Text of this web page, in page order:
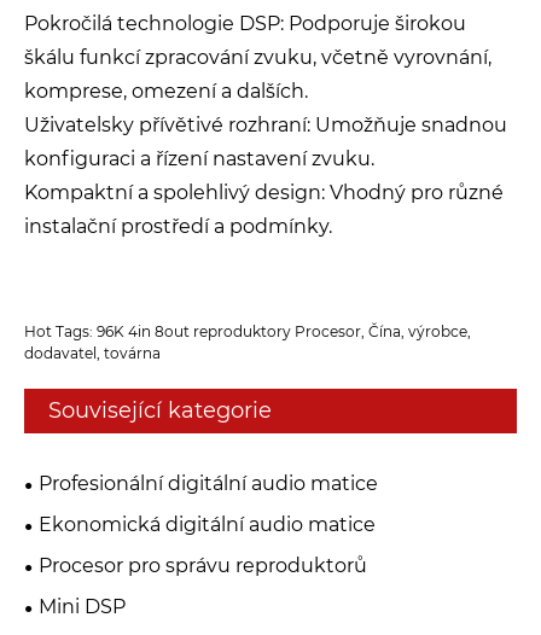
Pokročilá technologie DSP: Podporuje širokou
škálu funkcí zpracování zvuku, včetně vyrovnání,
komprese, omezení a dalších.
Uživatelsky přívětivé rozhraní: Umožňuje snadnou
konfiguraci a řízení nastavení zvuku.
Kompaktní a spolehlivý design: Vhodný pro různé
instalační prostředí a podmínky.
Hot Tags: 96K 4in 8out reproduktory Procesor, Čína, výrobce,
dodavatel, továrna
Související kategorie
Profesionální digitální audio matice
Ekonomická digitální audio matice
Procesor pro správu reproduktorů
Mini DSP